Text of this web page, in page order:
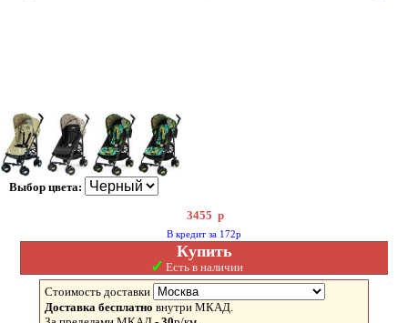
Выбор цвета:
3455 р
В кредит за 172р
Купить
✓ Есть в наличии
Стоимость доставки
Доставка бесплатно внутри МКАД.